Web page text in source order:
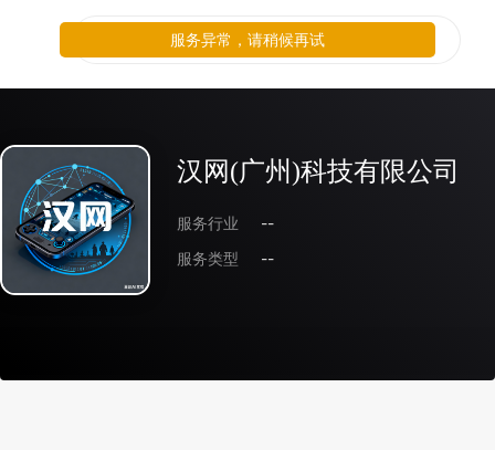
汉网(广州)科技有限公司
服务行业
--
服务类型
--
服务异常，请稍候再试